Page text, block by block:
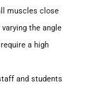
muscles close
the angle
a high
and students